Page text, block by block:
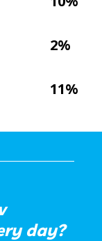
2%
11%
day?